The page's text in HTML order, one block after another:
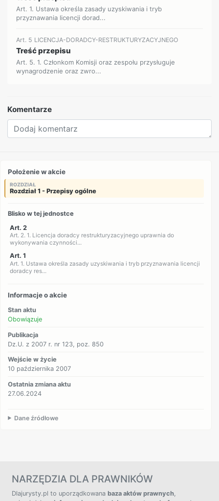
Art. 1. Ustawa określa zasady uzyskiwania i tryb
przyznawania licencji dorad...
Art. 5 LICENCJA-DORADCY-RESTRUKTURYZACYJNEGO
Treść przepisu
Art. 5. 1. Członkom Komisji oraz zespołu przysługuje
wynagrodzenie oraz zwro...
Komentarze
Położenie w akcie
ROZDZIAŁ
Rozdział 1 - Przepisy ogólne
Blisko w tej jednostce
Art. 2
Art. 2. 1. Licencja doradcy restrukturyzacyjnego uprawnia do
wykonywania czynności...
Art. 1
Art. 1. Ustawa określa zasady uzyskiwania i tryb przyznawania licencji
doradcy res...
Informacje o akcie
Stan aktu
Obowiązuje
Publikacja
Dz.U. z 2007 r. nr 123, poz. 850
Wejście w życie
10 października 2007
Ostatnia zmiana aktu
27.06.2024
Dane źródłowe
NARZĘDZIA DLA PRAWNIKÓW
Dlajurysty.pl to uporządkowana baza aktów prawnych,